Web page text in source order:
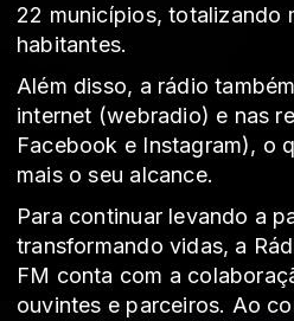
22 municípios, totalizando
habitantes.
Além disso, a rádio
internet (webradio) e nas
Facebook e Instagram), o
mais o seu alcance.
Para continuar levando a
transformando vidas, a
FM conta com a
ouvintes e parceiros. Ao